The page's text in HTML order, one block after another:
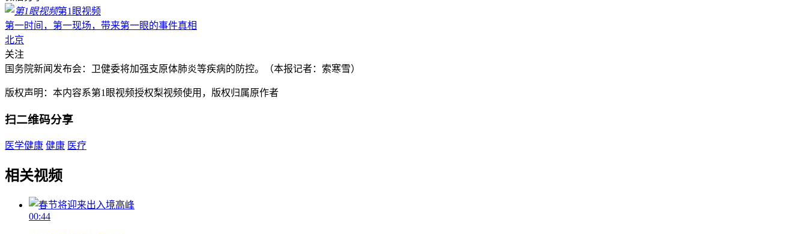
第1眼视频
第一时间，第一现场，带来第一眼的事件真相
北京
关注
国务院新闻发布会：卫健委将加强支原体肺炎等疾病的防控。（本报记者：索寒雪）
版权声明：本内容系第1眼视频授权梨视频使用，版权归属原作者
扫二维码分享
医学健康 健康 医疗
相关视频
00:44